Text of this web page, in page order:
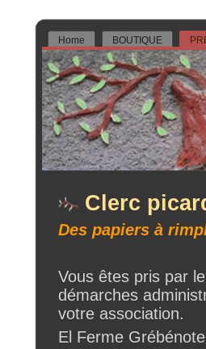
Home BOUTIQUE
Clerc
Des papiers à
Vous êtes pris par
démarches
votre association.
El Ferme